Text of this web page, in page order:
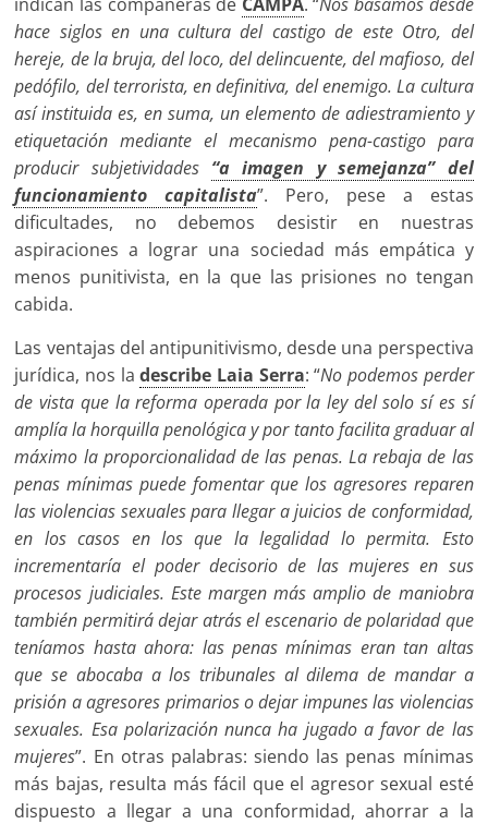
hace siglos en una cultura del castigo de este Otro, del
hereje, de la bruja, del loco, del delincuente, del mafioso, del
pedófilo, del terrorista, en definitiva, del enemigo. La cultura
así instituida es, en suma, un elemento de adiestramiento y
etiquetación mediante el mecanismo pena-castigo para
producir subjetividades “a imagen y semejanza” del
funcionamiento capitalista”. Pero, pese a estas
dificultades, no debemos desistir en nuestras
aspiraciones a lograr una sociedad más empática y
menos punitivista, en la que las prisiones no tengan
cabida.
Las ventajas del antipunitivismo, desde una perspectiva
jurídica, nos ladescribe Laia Serra: “No podemos perder
de vista que la reforma operada por la ley del solo sí es sí
amplía la horquilla penológica y por tanto facilita graduar al
máximo la proporcionalidad de las penas. La rebaja de las
penas mínimas puede fomentar que los agresores reparen
las violencias sexuales para llegar a juicios de conformidad,
en los casos en los que la legalidad lo permita. Esto
incrementaría el poder decisorio de las mujeres en sus
procesos judiciales. Este margen más amplio de maniobra
también permitirá dejar atrás el escenario de polaridad que
teníamos hasta ahora: las penas mínimas eran tan altas
que se abocaba a los tribunales al dilema de mandar a
prisión a agresores primarios o dejar impunes las violencias
sexuales. Esa polarización nunca ha jugado a favor de las
mujeres”. En otras palabras: siendo las penas mínimas
más bajas, resulta más fácil que el agresor sexual esté
dispuesto a llegar a una conformidad, ahorrar a la